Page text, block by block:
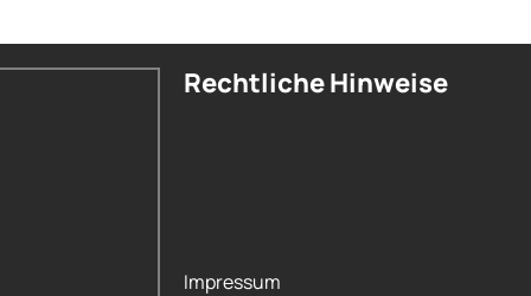
Rechtliche Hinweise
Impressum